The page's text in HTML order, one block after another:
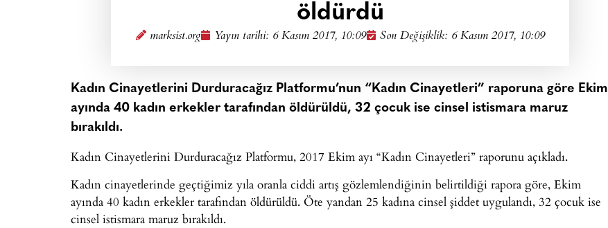
öldürdü
marksist.org Yayın tarihi: 6 Kasım 2017, 10:09 Son Değişiklik: 6 Kasım 2017, 10:09
Kadın Cinayetlerini Durduracağız Platformu’nun “Kadın Cinayetleri” raporuna göre Ekim
ayında 40 kadın erkekler tarafından öldürüldü, 32 çocuk ise cinsel istismara maruz
bırakıldı.
Kadın Cinayetlerini Durduracağız Platformu, 2017 Ekim ayı “Kadın Cinayetleri” raporunu açıkladı.
Kadın cinayetlerinde geçtiğimiz yıla oranla ciddi artış gözlemlendiğinin belirtildiği rapora göre, Ekim
ayında 40 kadın erkekler tarafından öldürüldü. Öte yandan 25 kadına cinsel şiddet uygulandı, 32 çocuk ise
cinsel istismara maruz bırakıldı.